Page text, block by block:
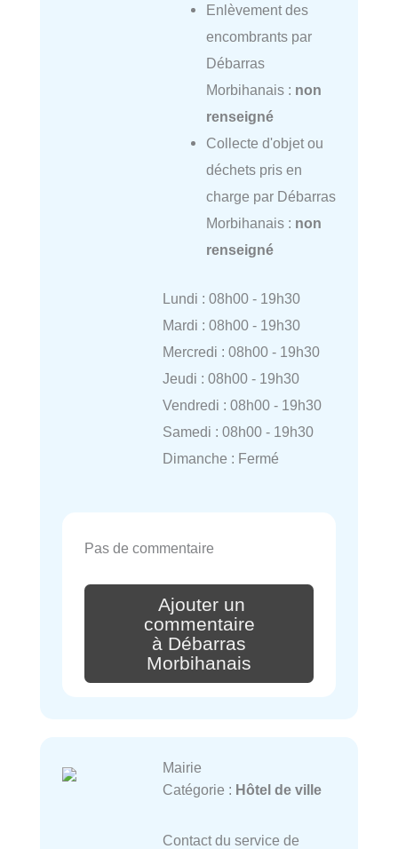
Enlèvement des
encombrants par
Débarras
Morbihanais : non
renseigné
Collecte d'objet ou
déchets pris en
charge par Débarras
Morbihanais : non
renseigné
Lundi : 08h00 - 19h30
Mardi : 08h00 - 19h30
Mercredi : 08h00 - 19h30
Jeudi : 08h00 - 19h30
Vendredi : 08h00 - 19h30
Samedi : 08h00 - 19h30
Dimanche : Fermé
Pas de commentaire
Ajouter un
commentaire
à Débarras
Morbihanais
Mairie
Catégorie : Hôtel de ville
Contact du service de